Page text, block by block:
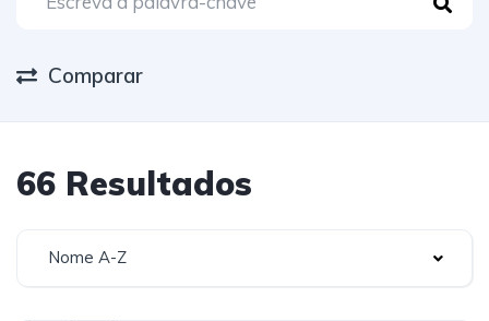
Comparar
66 Resultados
Nome A-Z